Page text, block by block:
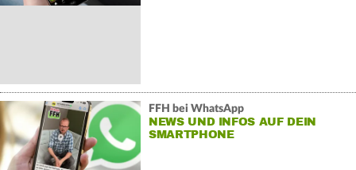
FFH bei WhatsApp
NEWS UND INFOS AUF DEIN
SMARTPHONE